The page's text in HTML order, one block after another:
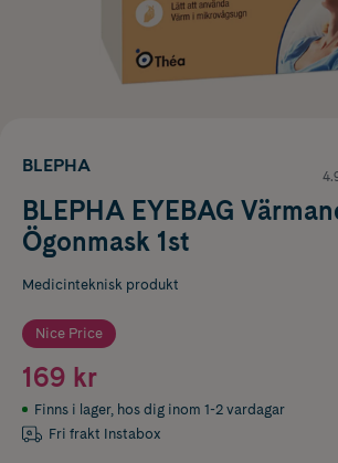
BLEPHA
BLEPHA EYEBAG
Ögonmask 1st
Medicinteknisk produkt
Nice Price
169 kr
Finns i lager, hos dig inom 1-2 vardagar
Fri frakt Instabox